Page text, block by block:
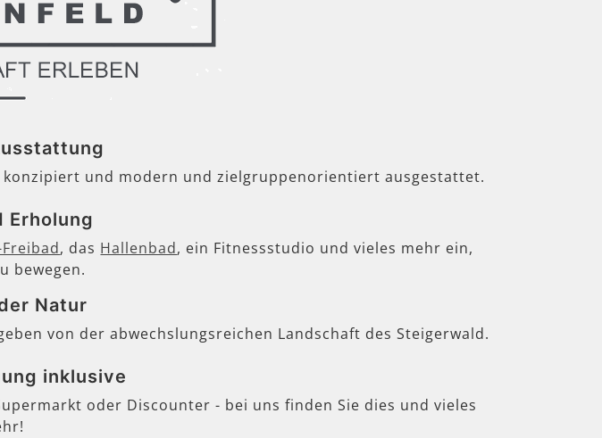
und modern und zielgruppenorientiert ausgestattet.
Erholung
, das Hallenbad, ein Fitnessstudio und vieles mehr ein,
bewegen.
Natur
von der abwechslungsreichen Landschaft des Steigerwald.
inklusive
oder Discounter - bei uns finden Sie dies und vieles